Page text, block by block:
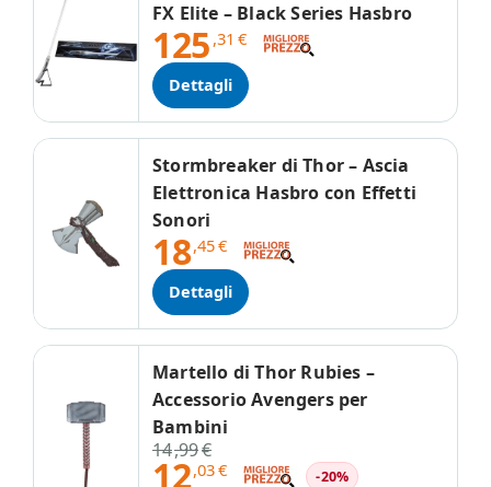
FX Elite – Black Series Hasbro
125 ,31 €
Dettagli
Stormbreaker di Thor – Ascia
Elettronica Hasbro con Effetti
Sonori
18,45€
Dettagli
Martello di Thor Rubies –
Accessorio Avengers per
Bambini
14,99€
12,03€ -20%